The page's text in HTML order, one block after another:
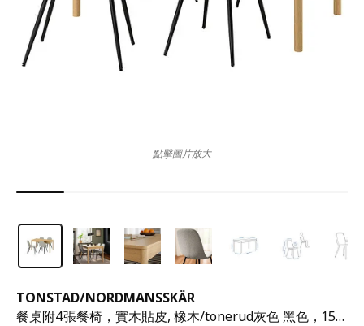
TONSTAD/NORDMANSSKÄR
餐桌附4張餐椅，實木貼皮, 橡木/tonerud灰色 黑色，150x80 公分
點擊圖片放大